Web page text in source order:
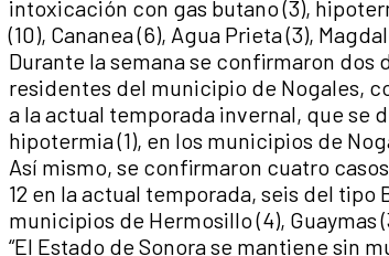
intoxicación con gas butano (3),
(10), Cananea (6), Agua Prieta (3),
Durante la semana se confirmaron
residentes del municipio de Nogales,
a la actual temporada invernal, que se
hipotermia (1), en los municipios de
Así mismo, se confirmaron cuatro
12 en la actual temporada, seis del tipo
municipios de Hermosillo (4), Guaymas
“El Estado de Sonora se mantiene sin